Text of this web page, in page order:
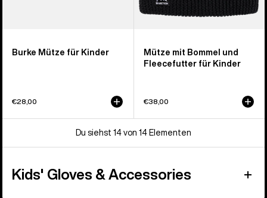
Burke Mütze für Kinder
€28,00
Mütze mit Bommel und
Fleecefutter für Kinder
€38,00
Du siehst 14 von 14 Elementen
Kids' Gloves & Accessories